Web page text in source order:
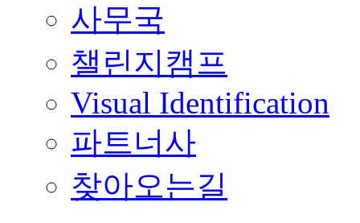
사무국
챌린지캠프
Visual Identification
파트너사
찾아오는길